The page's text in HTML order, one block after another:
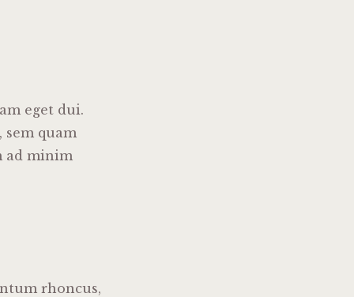
eget dui.
sem quam
ad minim
rhoncus,